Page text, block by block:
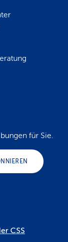
für Sie.
CSS